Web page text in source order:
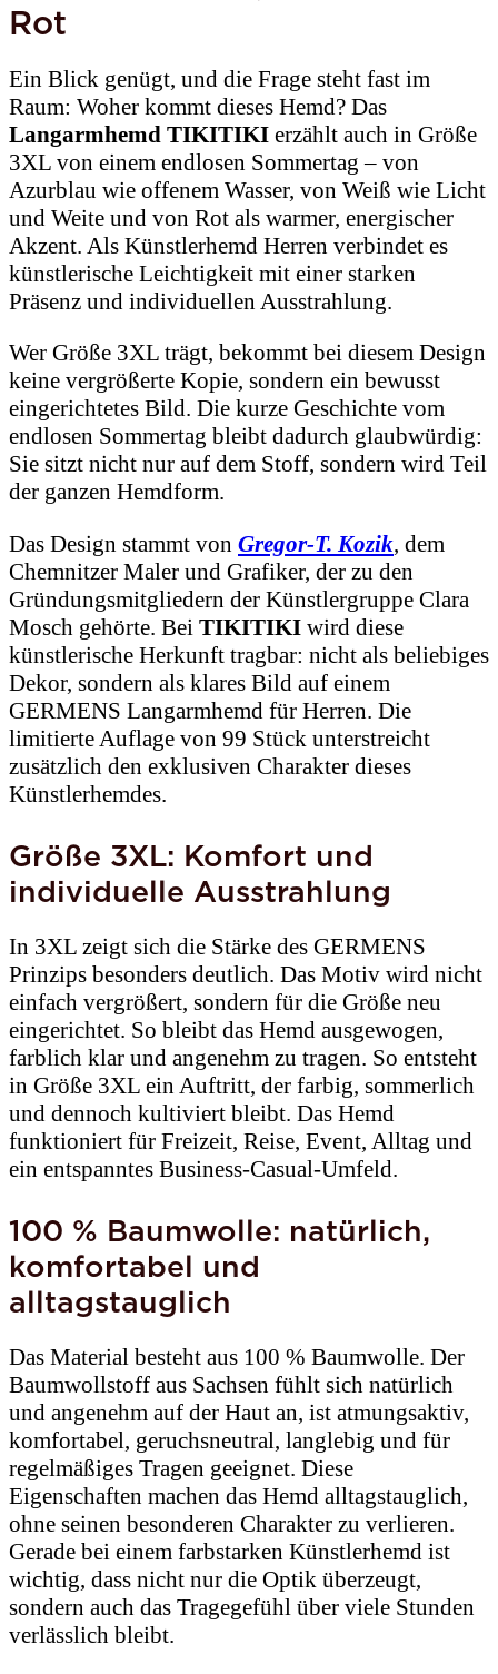
Rot
Ein Blick genügt, und die Frage steht fast im
Raum: Woher kommt dieses Hemd? Das
Langarmhemd TIKITIKI erzählt auch in Größe
3XL von einem endlosen Sommertag – von
Azurblau wie offenem Wasser, von Weiß wie Licht
und Weite und von Rot als warmer, energischer
Akzent. Als Künstlerhemd Herren verbindet es
künstlerische Leichtigkeit mit einer starken
Präsenz und individuellen Ausstrahlung.
Wer Größe 3XL trägt, bekommt bei diesem Design
keine vergrößerte Kopie, sondern ein bewusst
eingerichtetes Bild. Die kurze Geschichte vom
endlosen Sommertag bleibt dadurch glaubwürdig:
Sie sitzt nicht nur auf dem Stoff, sondern wird Teil
der ganzen Hemdform.
Das Design stammt von Gregor-T. Kozik, dem
Chemnitzer Maler und Grafiker, der zu den
Gründungsmitgliedern der Künstlergruppe Clara
Mosch gehörte. Bei TIKITIKI wird diese
künstlerische Herkunft tragbar: nicht als beliebiges
Dekor, sondern als klares Bild auf einem
GERMENS Langarmhemd für Herren. Die
limitierte Auflage von 99 Stück unterstreicht
zusätzlich den exklusiven Charakter dieses
Künstlerhemdes.
Größe 3XL: Komfort und
individuelle Ausstrahlung
In 3XL zeigt sich die Stärke des GERMENS
Prinzips besonders deutlich. Das Motiv wird nicht
einfach vergrößert, sondern für die Größe neu
eingerichtet. So bleibt das Hemd ausgewogen,
farblich klar und angenehm zu tragen. So entsteht
in Größe 3XL ein Auftritt, der farbig, sommerlich
und dennoch kultiviert bleibt. Das Hemd
funktioniert für Freizeit, Reise, Event, Alltag und
ein entspanntes Business-Casual-Umfeld.
100 % Baumwolle: natürlich,
komfortabel und
alltagstauglich
Das Material besteht aus 100 % Baumwolle. Der
Baumwollstoff aus Sachsen fühlt sich natürlich
und angenehm auf der Haut an, ist atmungsaktiv,
komfortabel, geruchsneutral, langlebig und für
regelmäßiges Tragen geeignet. Diese
Eigenschaften machen das Hemd alltagstauglich,
ohne seinen besonderen Charakter zu verlieren.
Gerade bei einem farbstarken Künstlerhemd ist
wichtig, dass nicht nur die Optik überzeugt,
sondern auch das Tragegefühl über viele Stunden
verlässlich bleibt.